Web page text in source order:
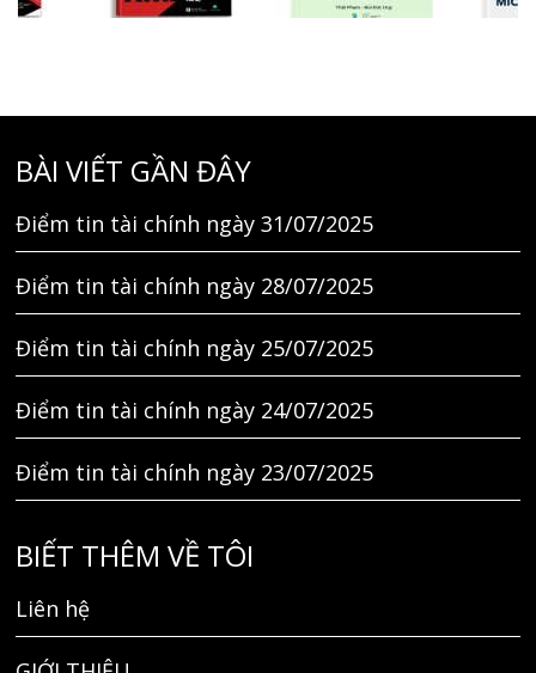
BÀI VIẾT GẦN ĐÂY
Điểm tin tài chính ngày 31/07/2025
Điểm tin tài chính ngày 28/07/2025
Điểm tin tài chính ngày 25/07/2025
Điểm tin tài chính ngày 24/07/2025
Điểm tin tài chính ngày 23/07/2025
BIẾT THÊM VỀ TÔI
Liên hệ